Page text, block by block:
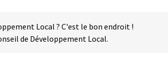
Local ? C'est le bon endroit !
de Développement Local.